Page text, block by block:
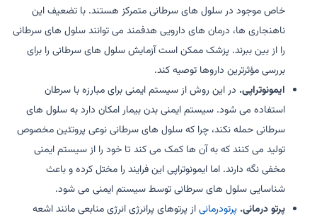
خاص موجود در سلول های سرطانی متمرکز هستند. با تضعیف این
ناهنجاری ها، درمان های دارویی هدفمند می توانند سلول های سرطانی
را از بین ببرند. پزشک ممکن است آزمایش سلول های سرطانی را برای
بررسی مؤثرترین داروها توصیه کند.
ایمونوتراپی. در این روش از سیستم ایمنی برای مبارزه با سرطان
استفاده می شود. سیستم ایمنی بدن بیمار امکان دارد به سلول های
سرطانی حمله نکند، چرا که سلول های سرطانی نوعی پروتئین مخصوص
تولید می کنند که به آن ها کمک می کند تا خود را از سیستم ایمنی
مخفی نگه دارند. اما ایمونوتراپی این فرایند را مختل کرده و باعث
شناسایی سلول های سرطانی توسط سیستم ایمنی می شود.
پرتو درمانی. پرتودرمانیاز پرتوهای پرانرژی انرژی منابعی مانند اشعه